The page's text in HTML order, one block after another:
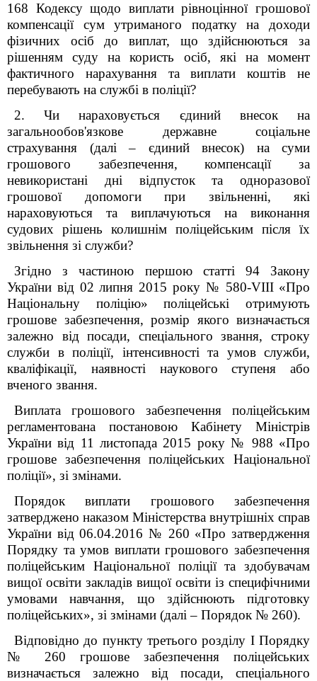
168 Кодексу щодо виплати рівноцінної грошової
компенсації сум утриманого податку на доходи
фізичних осіб до виплат, що здійснюються за
рішенням суду на користь осіб, які на момент
фактичного нарахування та виплати коштів не
перебувають на службі в поліції?
2. Чи нараховується єдиний внесок на
загальнообов'язкове державне соціальне
страхування (далі – єдиний внесок) на суми
грошового забезпечення, компенсації за
невикористані дні відпусток та одноразової
грошової допомоги при звільненні, які
нараховуються та виплачуються на виконання
судових рішень колишнім поліцейським після їх
звільнення зі служби?
Згідно з частиною першою статті 94 Закону
України від 02 липня 2015 року № 580-VIII «Про
Національну поліцію» поліцейські отримують
грошове забезпечення, розмір якого визначається
залежно від посади, спеціального звання, строку
служби в поліції, інтенсивності та умов служби,
кваліфікації, наявності наукового ступеня або
вченого звання.
Виплата грошового забезпечення поліцейським
регламентована постановою Кабінету Міністрів
України від 11 листопада 2015 року № 988 «Про
грошове забезпечення поліцейських Національної
поліції», зі змінами.
Порядок виплати грошового забезпечення
затверджено наказом Міністерства внутрішніх справ
України від 06.04.2016 № 260 «Про затвердження
Порядку та умов виплати грошового забезпечення
поліцейським Національної поліції та здобувачам
вищої освіти закладів вищої освіти із специфічними
умовами навчання, що здійснюють підготовку
поліцейських», зі змінами (далі – Порядок № 260).
Відповідно до пункту третього розділу І Порядку
№ 260 грошове забезпечення поліцейських
визначається залежно від посади, спеціального